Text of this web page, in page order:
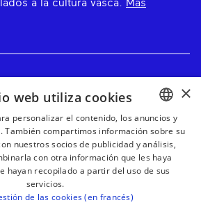
a la cultura vasca.
Más
BOLETINES!
Suscribirse
BASQUE
FRENCH
×
web utiliza cookies
personalizar el contenido, los anuncios y
También compartimos información sobre su
nuestros socios de publicidad y análisis,
con otra información que les haya
hayan recopilado a partir del uso de sus
servicios.
de las cookies (en francés)